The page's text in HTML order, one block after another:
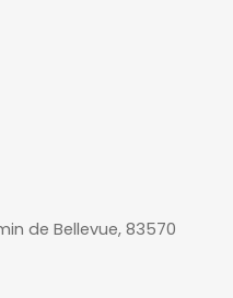
de Bellevue, 83570